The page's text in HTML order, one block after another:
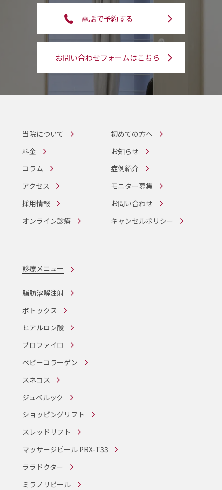
電話で予約する
お問い合わせフォームはこちら
当院について
初めての方へ
料金
お知らせ
コラム
症例紹介
アクセス
モニター募集
採用情報
お問い合わせ
オンライン診療
キャンセルポリシー
診療メニュー
脂肪溶解注射
ボトックス
ヒアルロン酸
プロファイロ
ベビーコラーゲン
スネコス
ジュベルック
ショッピングリフト
スレッドリフト
マッサージピール PRX-T33
ララドクター
ミラノリピール